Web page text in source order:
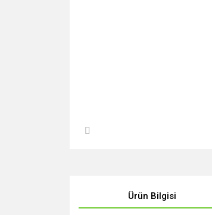
Ürün Bilgisi